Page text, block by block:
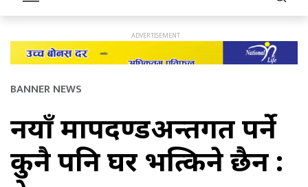
BANNER NEWS
नयाँ मापदण्डअन्तर्गत पर्ने
कुनै पनि घर भत्किने छैन :